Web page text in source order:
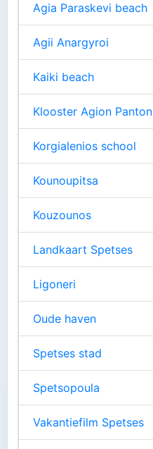
Agia Paraskevi beach
Agii Anargyroi
Kaiki beach
Klooster Agion Panton
Korgialenios school
Kounoupitsa
Kouzounos
Landkaart Spetses
Ligoneri
Oude haven
Spetses stad
Spetsopoula
Vakantiefilm Spetses